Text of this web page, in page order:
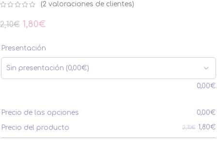
(2 valoraciones de clientes)
2,10€ 1,80€
Presentación
0,00€
Precio de las opciones 0,00€
Precio del producto 2,10€ 1,80€